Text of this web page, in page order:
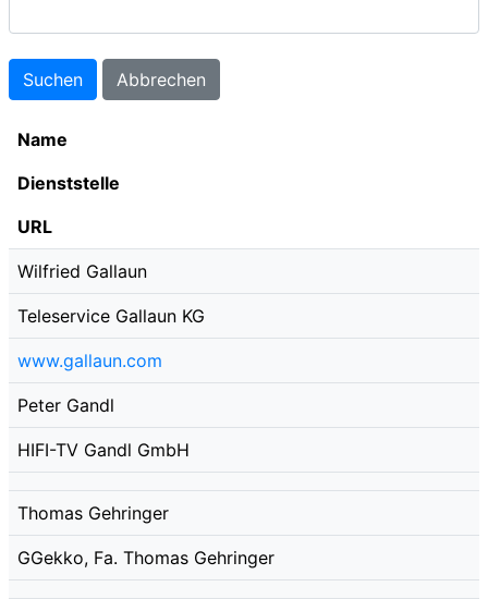
Name
Dienststelle
URL
Wilfried Gallaun
Teleservice Gallaun KG
www.gallaun.com
Peter Gandl
HIFI-TV Gandl GmbH
Thomas Gehringer
GGekko, Fa. Thomas Gehringer